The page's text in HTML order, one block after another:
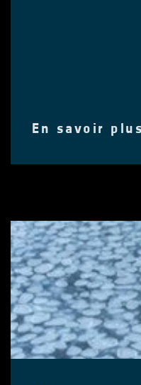
En savoir plus